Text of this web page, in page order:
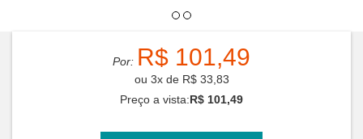
Por: R$ 101,49
ou 3xde R$ 33,83
Preço a vista:R$ 101,49